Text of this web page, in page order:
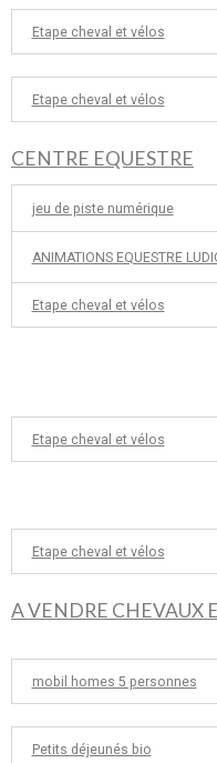
Etape cheval et vélos
Etape cheval et vélos
CENTRE EQUESTRE
jeu de piste numérique
ANIMATIONS EQUESTRE
Etape cheval et vélos
Etape cheval et vélos
Etape cheval et vélos
A VENDRE CHEVAUX
mobil homes 5 personnes
Petits déjeunés bio